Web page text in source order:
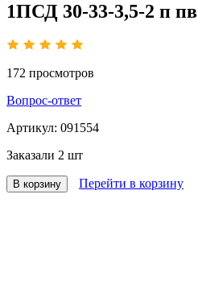
1ПСД 30-33-3,5-2 п пв
172 просмотров
Вопрос-ответ
Артикул: 091554
Заказали 2 шт
В корзину Перейти в корзину